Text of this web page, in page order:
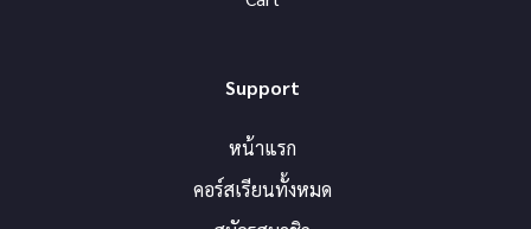
Support
หน้าแรก
คอร์สเรียนทั้งหมด